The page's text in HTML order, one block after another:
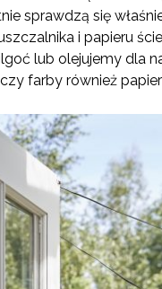
sprawdzą się
i papieru
lub olejujemy dla
farby również